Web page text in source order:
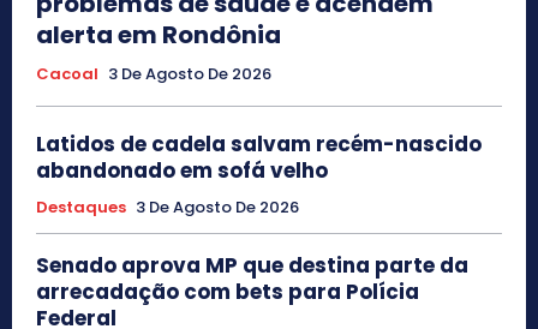
alerta em Rondônia
Cacoal 3 De Agosto De 2026
Latidos de cadela salvam recém-nascido
abandonado em sofá velho
Destaques 3 De Agosto De 2026
Senado aprova MP que destina parte da
arrecadação com bets para Polícia
Federal